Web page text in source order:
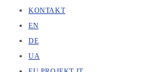
KONTAKT
EN
DE
UA